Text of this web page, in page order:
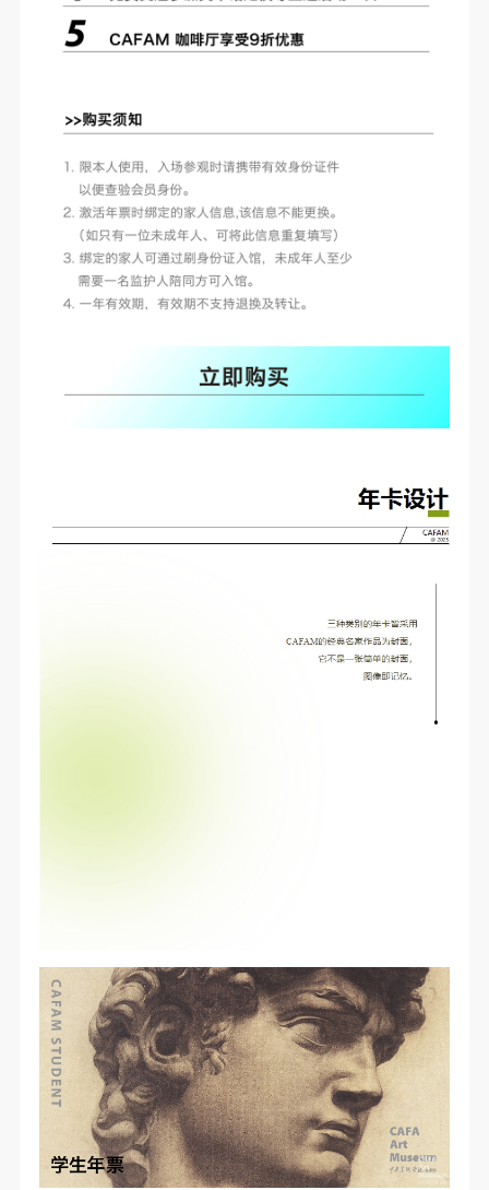
（1）、本协议未尽事宜，经双方友好协商后可作为
起生效。
（3）、本协议包括纸质档和电子档，纸质档—式二
份，甲乙双方各执一份，均具有同等法律效力。
活动参与者意味着接受并承担本协议的全部义务，未
同意者意味着放弃参加此次活动的权利。凡参加这次
活动前，必须事先与自己的家属沟通，取得家属同
意，同时知晓并同意本免责声明。参加者签名/勾选
后，视作其家属也已知晓并同意。
我已认真阅读上述条款，并且同意。
（1）、本协议未尽事宜，经双方友好协商后可作为
起生效。
（3）、本协议包括纸质档和电子档，纸质档—式二
份，甲乙双方各执一份，均具有同等法律效力。
活动参与者意味着接受并承担本协议的全部义务，未
同意者意味着放弃参加此次活动的权利。凡参加这次
活动前，必须事先与自己的家属沟通，取得家属同
意，同时知晓并同意本免责声明。参加者签名/勾选
后，视作其家属也已知晓并同意。
我已认真阅读上述条款，并且同意。
（1）、本协议未尽事宜，经双方友好协商后可作为
起生效。
（3）、本协议包括纸质档和电子档，纸质档—式二
份，甲乙双方各执一份，均具有同等法律效力。
活动参与者意味着接受并承担本协议的全部义务，未
同意者意味着放弃参加此次活动的权利。凡参加这次
活动前，必须事先与自己的家属沟通，取得家属同
意，同时知晓并同意本免责声明。参加者签名/勾选
后，视作其家属也已知晓并同意。
我已认真阅读上述条款，并且同意。
手机号码
手机号码将作为您的登录账号
验证码
登录
可使用雅昌艺术网会员账户登录